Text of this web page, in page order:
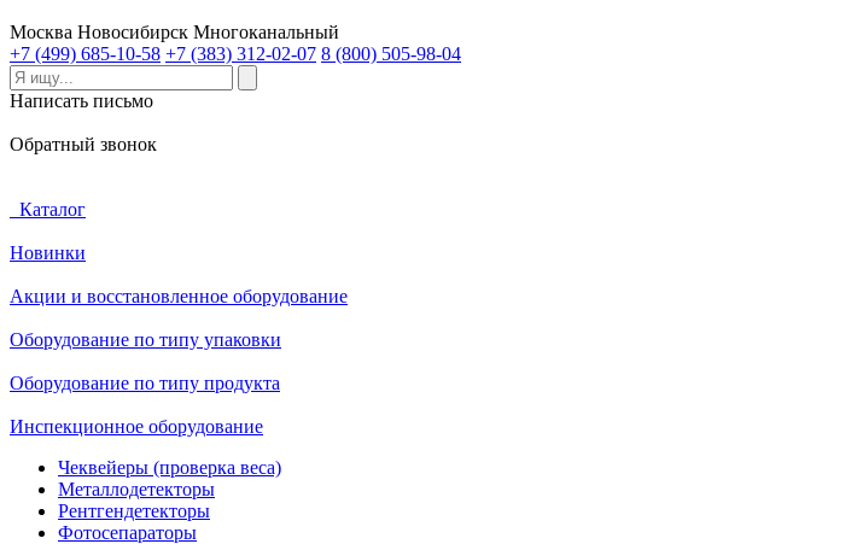
Москва Новосибирск Многоканальный
+7 (499) 685-10-58 +7 (383) 312-02-07 8 (800) 505-98-04
Написать письмо
Обратный звонок
Каталог
Новинки
Акции и восстановленное оборудование
Оборудование по типу упаковки
Оборудование по типу продукта
Инспекционное оборудование
Чеквейеры (проверка веса)
Металлодетекторы
Рентгендетекторы
Фотосепараторы